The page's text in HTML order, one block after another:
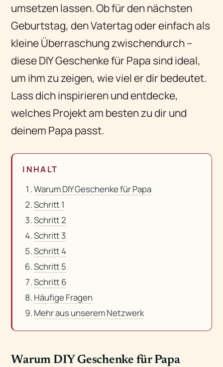
umsetzen lassen. Ob für den nächsten
Geburtstag, den Vatertag oder einfach als
kleine Überraschung zwischendurch –
diese DIY Geschenke für Papa sind ideal,
um ihm zu zeigen, wie viel er dir bedeutet.
Lass dich inspirieren und entdecke,
welches Projekt am besten zu dir und
deinem Papa passt.
INHALT
Warum DIY Geschenke für Papa
Schritt 1
Schritt 2
Schritt 3
Schritt 4
Schritt 5
Schritt 6
Häufige Fragen
Mehr aus unserem Netzwerk
Warum DIY Geschenke für Papa